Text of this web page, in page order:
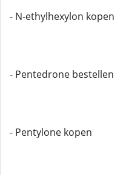
- N-ethylhexylon kopen
- Pentedrone bestellen
- Pentylone kopen